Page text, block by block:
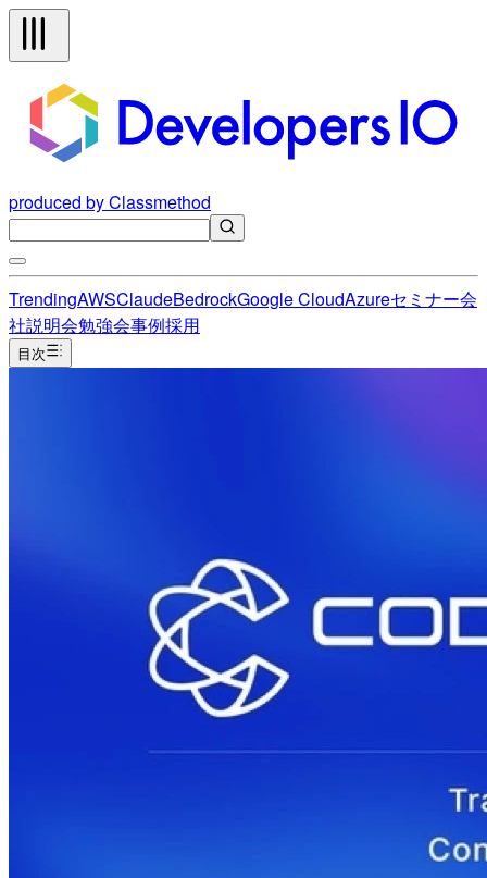
produced by Classmethod
TrendingAWSClaudeBedrockGoogle CloudAzureセミナー会
社説明会勉強会事例採用
目次